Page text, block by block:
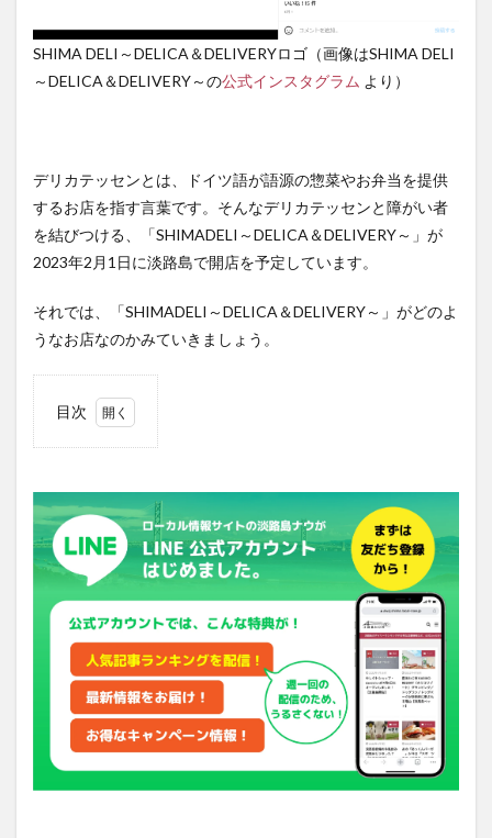
SHIMA DELI～DELICA＆DELIVERYロゴ（画像はSHIMA DELI
～DELICA＆DELIVERY～の公式インスタグラム より）
デリカテッセンとは、ドイツ語が語源の惣菜やお弁当を提供
するお店を指す言葉です。そんなデリカテッセンと障がい者
を結びつける、「SHIMADELI～DELICA＆DELIVERY～」が
2023年2月1日に淡路島で開店を予定しています。
それでは、「SHIMADELI～DELICA＆DELIVERY～」がどのよ
うなお店なのかみていきましょう。
目次
菜・
お弁
当を
提供
する
カテ
ンと
デリ
バリ